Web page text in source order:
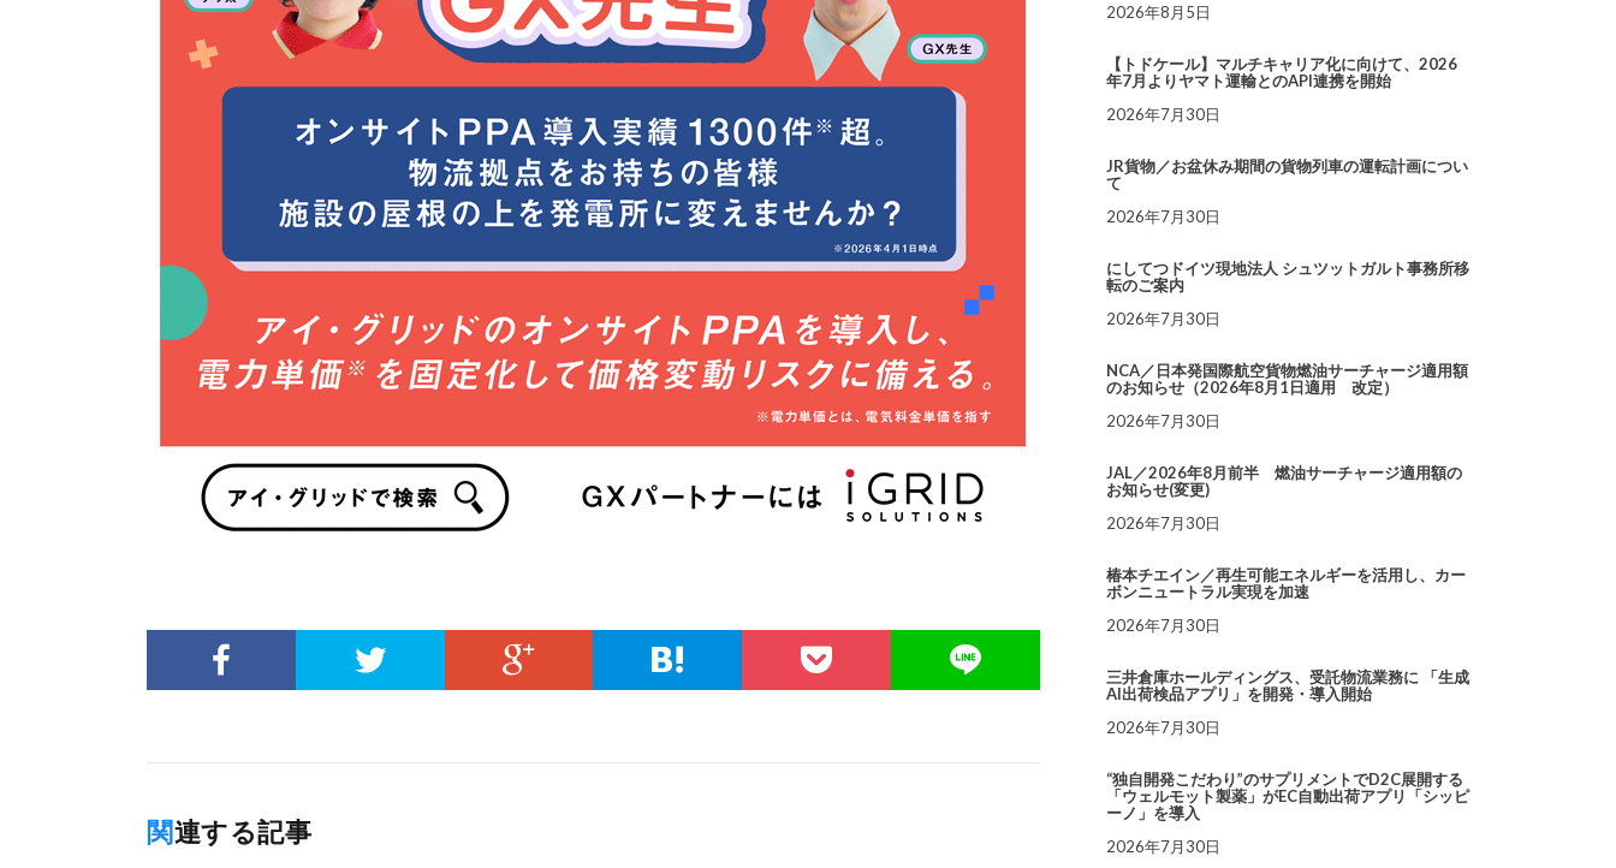
関連する記事
2026年8月5日
【トドケール】マルチキャリア化に向けて、2026
年7月よりヤマト運輸とのAPI連携を開始
2026年7月30日
JR貨物／お盆休み期間の貨物列車の運転計画につい
て
2026年7月30日
にしてつドイツ現地法人 シュツットガルト事務所移
転のご案内
2026年7月30日
NCA／日本発国際航空貨物燃油サーチャージ適用額
のお知らせ（2026年8月1日適用 改定）
2026年7月30日
JAL／2026年8月前半 燃油サーチャージ適用額の
お知らせ(変更)
2026年7月30日
椿本チエイン／再生可能エネルギーを活用し、カー
ボンニュートラル実現を加速
2026年7月30日
三井倉庫ホールディングス、受託物流業務に 「生成
AI出荷検品アプリ」を開発・導入開始
2026年7月30日
“独自開発こだわり”のサプリメントでD2C展開する
「ウェルモット製薬」がEC自動出荷アプリ「シッピ
ーノ」を導入
2026年7月30日